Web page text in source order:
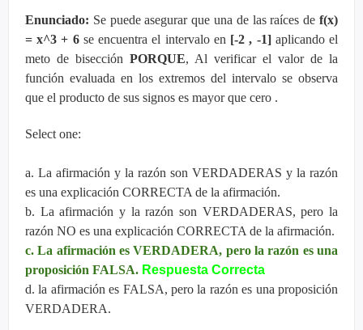
Enunciado: Se puede asegurar que una de las raíces de f(x)
= x^3 + 6se encuentra el intervalo en [-2 , -1]aplicando el
meto de bisección PORQUE, Al verificar el valor de la
función evaluada en los extremos del intervalo se observa
que el producto de sus signos es mayor que cero .
Select one:
a. La afirmación y la razón son VERDADERAS y la razón
es una explicación CORRECTA de la afirmación.
b. La afirmación y la razón son VERDADERAS, pero la
razón NO es una explicación CORRECTA de la afirmación.
c. La afirmación es VERDADERA, pero la razón es una
proposición FALSA. Respuesta Correcta
d. la afirmación es FALSA, pero la razón es una proposición
VERDADERA.